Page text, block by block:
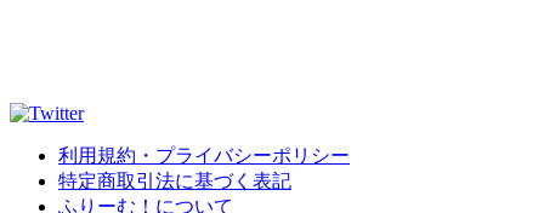
利用規約・プライバシーポリシー
特定商取引法に基づく表記
ふりーむ！について